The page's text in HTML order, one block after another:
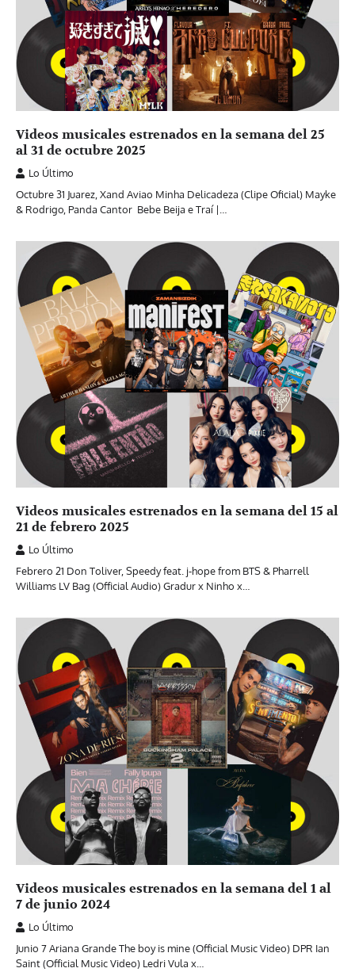
Videos musicales estrenados en la semana del 25
al 31 de octubre 2025
Lo Último
Octubre 31 Juarez, ‪Xand Aviao‬‬ Minha Delicadeza‬ (Clipe Oficial) Mayke
& Rodrigo, ‪Panda Cantor‬ ‬‬ Bebe Beija e Traí |…
Videos musicales estrenados en la semana del 15 al
21 de febrero 2025
Lo Último
Febrero 21 Don Toliver, Speedy feat. j-hope from BTS & Pharrell
Williams LV Bag (Official Audio) Gradur x Ninho x…
Videos musicales estrenados en la semana del 1 al
7 de junio 2024
Lo Último
Junio 7 Ariana Grande The boy is mine (Official Music Video) DPR Ian
Saint (Official Music Video) Ledri Vula x…